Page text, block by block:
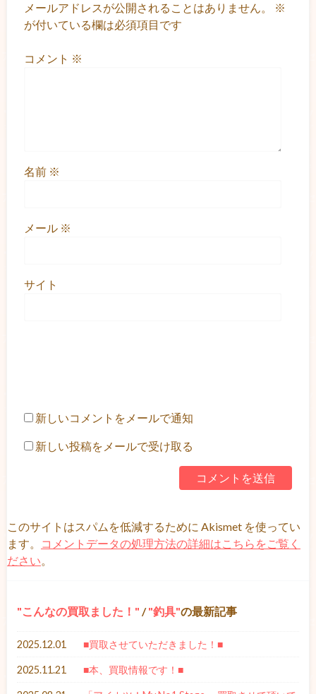
メールアドレスが公開されることはありません。
※
が付いている欄は必須項目です
コメント ※
名前 ※
メール ※
サイト
新しいコメントをメールで通知
新しい投稿をメールで受け取る
このサイトはスパムを低減するために Akismet を使ってい
ます。
コメントデータの処理方法の詳細はこちらをご覧く
ださい。
こんなの買取ました！ / 釣具 の最新記事
2025.12.01 ■買取させていただきました！■
2025.11.21 ■本、買取情報です！■